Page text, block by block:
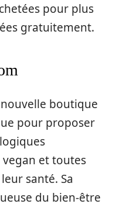
pour plus
gratuitement.
boutique
pour proposer
et toutes
santé. Sa
du bien-être